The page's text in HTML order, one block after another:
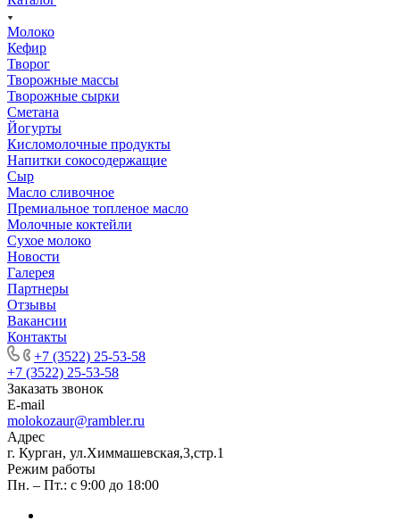
Молоко
Кефир
Творог
Творожные массы
Творожные сырки
Сметана
Йогурты
Кисломолочные продукты
Напитки сокосодержащие
Сыр
Масло сливочное
Премиальное топленое масло
Молочные коктейли
Сухое молоко
Новости
Галерея
Партнеры
Отзывы
Вакансии
Контакты
+7 (3522) 25-53-58
+7 (3522) 25-53-58
Заказать звонок
E-mail
molokozaur@rambler.ru
Адрес
г. Курган, ул.Химмашевская,3,стр.1
Режим работы
Пн. – Пт.: с 9:00 до 18:00